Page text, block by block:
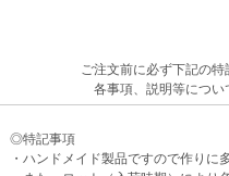
ご注文前に必ず下記の
各事項、説明等につい
◎特記事項
・ハンドメイド製品ですので作りに